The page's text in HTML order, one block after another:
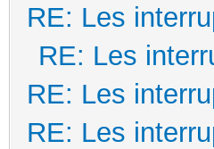
RE: Les
RE: Les
RE: Les
RE: Les